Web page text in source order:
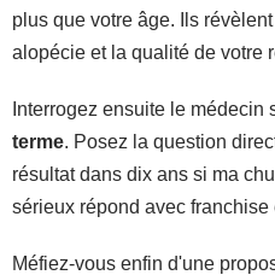
plus que votre âge. Ils
alopécie et la qualité de votre
Interrogez ensuite le médecin
terme. Posez la question
résultat dans dix ans si ma
sérieux répond avec franchise
Méfiez-vous enfin d'une